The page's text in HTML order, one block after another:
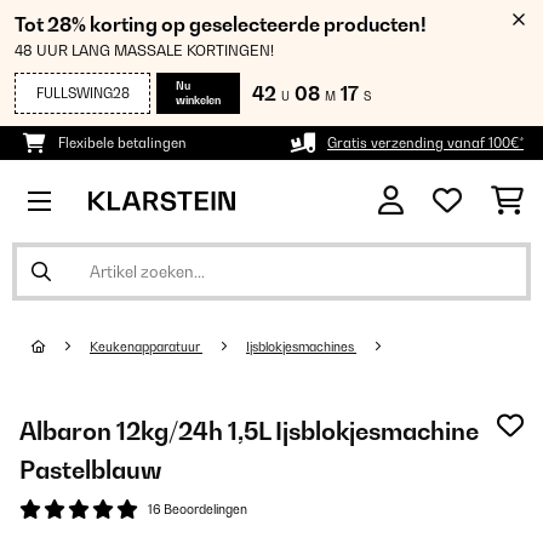
Tot 28% korting op geselecteerde producten!
48 UUR LANG MASSALE KORTINGEN!
FULLSWING28
Nu
winkelen
42 U 08 M 17 S
Flexibele betalingen Gratis verzending vanaf 100€*
Keukenapparatuur Ijsblokjesmachines
Albaron 12kg/24h 1,5L Ijsblokjesmachine
Pastelblauw
16 Beoordelingen